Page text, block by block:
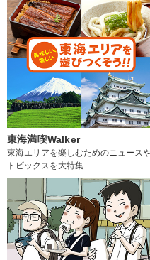
東海満喫Walker
東海エリアを楽しむためのニュース
トピックスを大特集